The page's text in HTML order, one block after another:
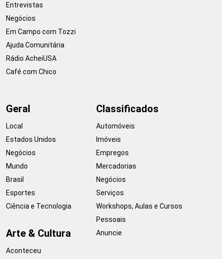
Entrevistas
Negócios
Em Campo com Tozzi
Ajuda Comunitária
Rádio AcheiUSA
Café com Chico
Geral
Local
Estados Unidos
Negócios
Mundo
Brasil
Esportes
Ciência e Tecnologia
Arte & Cultura
Aconteceu
Classificados
Automóveis
Imóveis
Empregos
Mercadorias
Negócios
Serviços
Workshops, Aulas e Cursos
Pessoais
Anuncie